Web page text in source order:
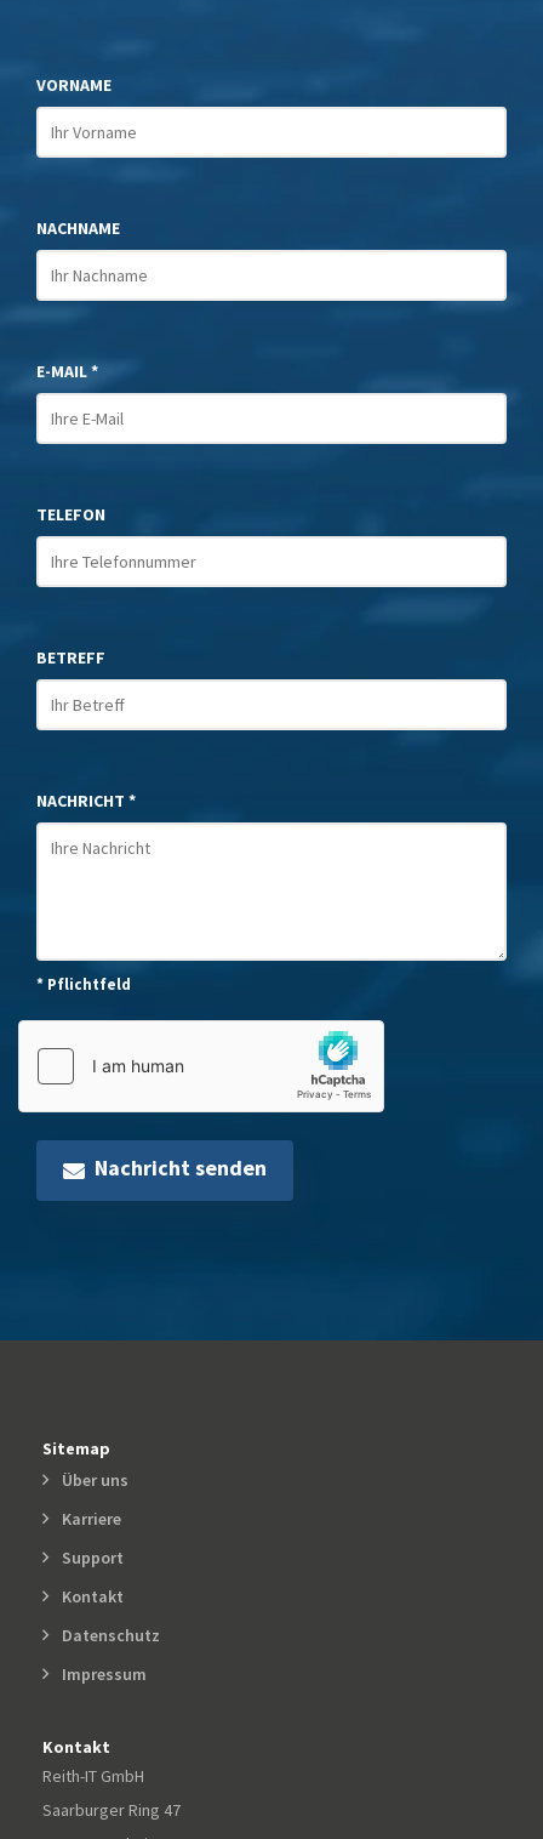
VORNAME
NACHNAME
E-MAIL *
TELEFON
BETREFF
NACHRICHT *
* Pflichtfeld
Nachricht senden
Sitemap
Über uns
Karriere
Support
Kontakt
Datenschutz
Impressum
Kontakt
Reith-IT GmbH
Saarburger Ring 47